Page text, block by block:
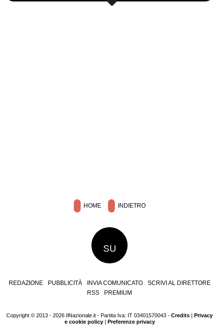
HOME INDIETRO
SU
REDAZIONE PUBBLICITÀ INVIA COMUNICATO
SCRIVI AL DIRETTORE
RSS
PREMIUM
Copyright © 2013 - 2026 IlNazionale.it - Partita Iva: IT 03401570043 - Credits | Privacy
e cookie policy| Preferenze privacy